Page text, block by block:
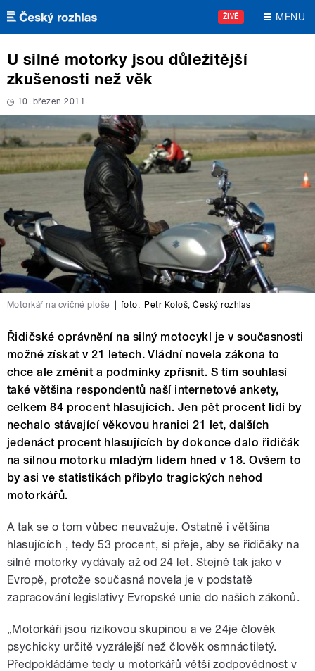
Přejít k hlavnímu obsahu
ŽIVĚ MENU
U silné motorky jsou důležitější
zkušenosti než věk
10. březen 2011
Motorkář na cvičné ploše foto: Petr Kološ,Český rozhlas
Řidičské oprávnění na silný motocykl je v současnosti
možné získat v 21 letech. Vládní novela zákona to
chce ale změnit a podmínky zpřísnit. S tím souhlasí
také většina respondentů naší internetové ankety,
celkem 84 procent hlasujících. Jen pět procent lidí by
nechalo stávající věkovou hranici 21 let, dalších
jedenáct procent hlasujících by dokonce dalo řidičák
na silnou motorku mladým lidem hned v 18. Ovšem to
by asi ve statistikách přibylo tragických nehod
motorkářů.
A tak se o tom vůbec neuvažuje. Ostatně i většina
hlasujících , tedy 53 procent, si přeje, aby se řidičáky na
silné motorky vydávaly až od 24 let. Stejně tak jako v
Evropě, protože současná novela je v podstatě
zapracování legislativy Evropské unie do našich zákonů.
„Motorkáři jsou rizikovou skupinou a ve 24je člověk
psychicky určitě vyzrálejší než člověk osmnáctiletý.
Předpokládáme tedy u motorkářů větší zodpovědnost v